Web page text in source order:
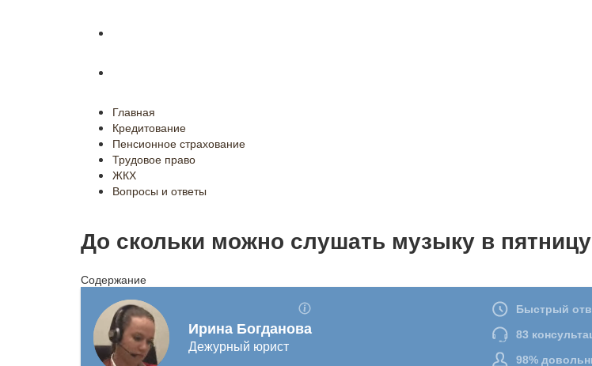
Главная
Кредитование
Пенсионное страхование
Трудовое право
ЖКХ
Вопросы и ответы
До скольки можно слушать музыку в пятницу
Содержание